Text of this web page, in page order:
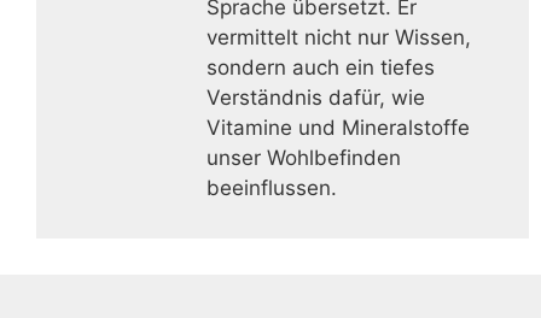
Sprache übersetzt. Er
vermittelt nicht nur Wissen,
sondern auch ein tiefes
Verständnis dafür, wie
Vitamine und Mineralstoffe
unser Wohlbefinden
beeinflussen.